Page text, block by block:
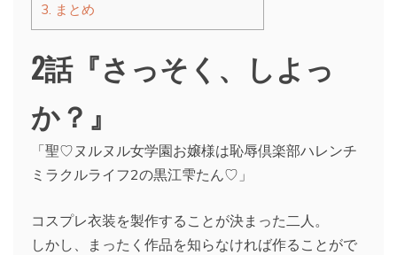
3. まとめ
2話『さっそく、しよっ
か？』
「聖♡ヌルヌル女学園お嬢様は恥辱倶楽部ハレンチ
ミラクルライフ2の黒江雫たん♡」
コスプレ衣装を製作することが決まった二人。
しかし、まったく作品を知らなければ作ることがで